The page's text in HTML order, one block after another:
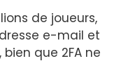
de joueurs,
e-mail et
que 2FA ne